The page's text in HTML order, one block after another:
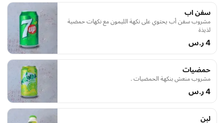
سفن اب
مشروب سفن أب يحتوي على نكهة الليمون مع نكهات حمضية
لذيذة
4 ر.س
حمضيات
مشروب منعش بنكهة الحمضيات .
4 ر.س
لبن